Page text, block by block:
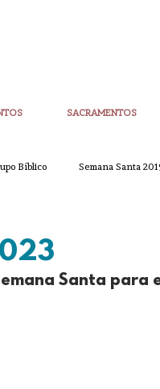
SACRAMENTOS
Bíblico Semana Santa
Santa para